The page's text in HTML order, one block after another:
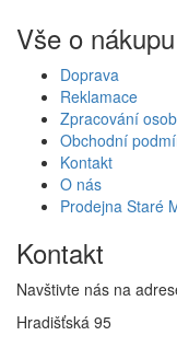
Vše o nákupu
Doprava
Reklamace
Zpracování
Obchodní
Kontakt
O nás
Prodejna Staré
Kontakt
Navštivte nás na
Hradišťská 95